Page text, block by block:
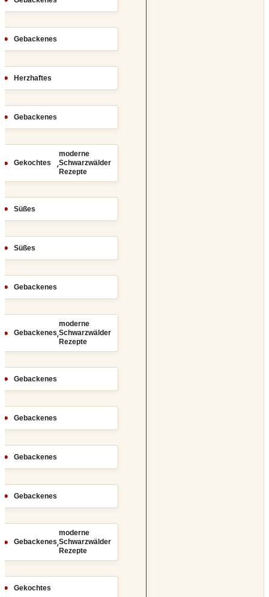
Gebackenes
Herzhaftes
Gebackenes
Gekochtes ,
moderne
Schwarzwälder
Rezepte
Süßes
Süßes
Gebackenes
Gebackenes,
moderne
Schwarzwälder
Rezepte
Gebackenes
Gebackenes
Gebackenes
Gebackenes
Gebackenes,
moderne
Schwarzwälder
Rezepte
Gekochtes